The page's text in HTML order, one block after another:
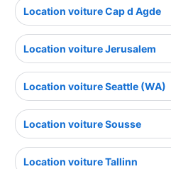
Location voiture Cap d Agde
Location voiture Jerusalem
Location voiture Seattle (WA)
Location voiture Sousse
Location voiture Tallinn